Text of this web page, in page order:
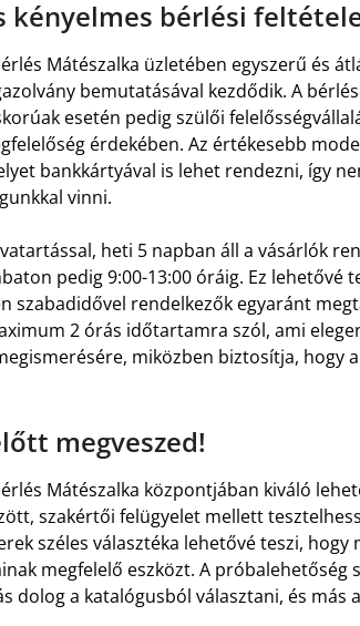
kényelmes bérlési
Mátészalka üzletében egyszerű és
bemutatásával kezdődik. A
esetén pedig szülői
érdekében. Az értékesebb
bankkártyával is lehet rendezni, így
vinni.
heti 5 napban áll a vásárlók
pedig 9:00-13:00 óráig. Ez lehetővé
szabadidővel rendelkezők egyaránt
2 órás időtartamra szól, ami
miközben biztosítja, hogy
megveszed!
Mátészalka központjában kiváló
szakértői felügyelet mellett
széles választéka lehetővé teszi, hogy
megfelelő eszközt. A próbalehetőség
dolog a katalógusból választani, és más